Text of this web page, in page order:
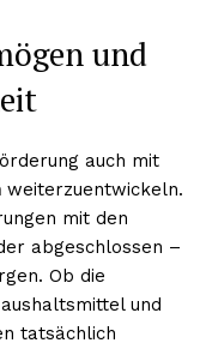
und
auch mit
weiterzuentwickeln.
mit den
abgeschlossen –
Ob die
und
tatsächlich